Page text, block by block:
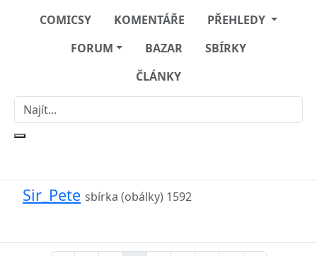
COMICSY KOMENTÁŘE
PŘEHLEDY
FORUM
BAZAR
SBÍRKY
ČLÁNKY
Sir_Pete sbírka (obálky) 1592